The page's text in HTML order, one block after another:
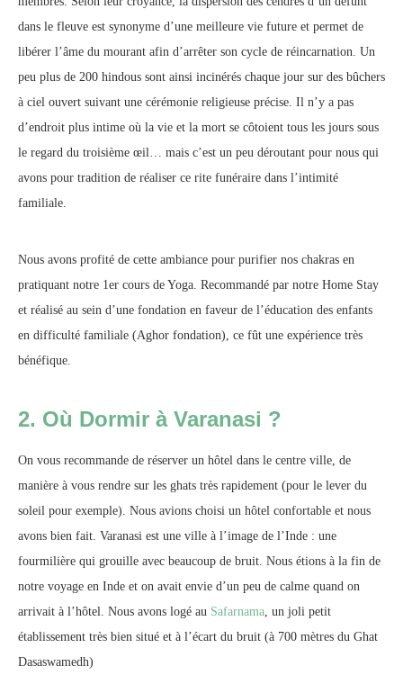
dans le fleuve est synonyme d’une meilleure vie future et permet de
libérer l’âme du mourant afin d’arrêter son cycle de réincarnation. Un
peu plus de 200 hindous sont ainsi incinérés chaque jour sur des bûchers
à ciel ouvert suivant une cérémonie religieuse précise. Il n’y a pas
d’endroit plus intime où la vie et la mort se côtoient tous les jours sous
le regard du troisième œil… mais c’est un peu déroutant pour nous qui
avons pour tradition de réaliser ce rite funéraire dans l’intimité
familiale.
Nous avons profité de cette ambiance pour purifier nos chakras en
pratiquant notre 1er cours de Yoga. Recommandé par notre Home Stay
et réalisé au sein d’une fondation en faveur de l’éducation des enfants
en difficulté familiale (Aghor fondation), ce fût une expérience très
bénéfique.
2. Où Dormir à Varanasi ?
On vous recommande de réserver un hôtel dans le centre ville, de
manière à vous rendre sur les ghats très rapidement (pour le lever du
soleil pour exemple). Nous avions choisi un hôtel confortable et nous
avons bien fait. Varanasi est une ville à l’image de l’Inde : une
fourmilière qui grouille avec beaucoup de bruit. Nous étions à la fin de
notre voyage en Inde et on avait envie d’un peu de calme quand on
arrivait à l’hôtel. Nous avons logé au Safarnama, un joli petit
établissement très bien situé et à l’écart du bruit (à 700 mètres du Ghat
Dasaswamedh)